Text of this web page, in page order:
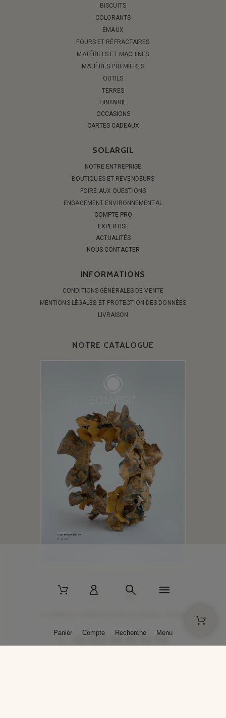
BISCUITS
COLORANTS
ÉMAUX
FOURS ET RÉFRACTAIRES
MATÉRIELS ET MACHINES
MATIÈRES PREMIÈRES
OUTILS
TERRES
LIBRAIRIE
OCCASIONS
CARTES CADEAUX
SOLARGIL
NOTRE ENTREPRISE
BOUTIQUES ET REVENDEURS
FOIRE AUX QUESTIONS
ENGAGEMENT ENVIRONNEMENTAL
COMPTE PRO
EXPERTISE
ACTUALITÉS
NOUS CONTACTER
INFORMATIONS
CONDITIONS GÉNÉRALES DE VENTE
MENTIONS LÉGALES ET PROTECTION DES DONNÉES
LIVRAISON
NOTRE CATALOGUE
+33 (0)3 86 45 50 00
Panier Compte Recherche Menu